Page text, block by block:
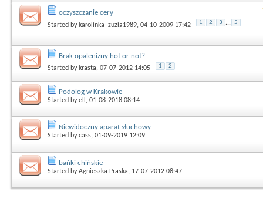
oczyszczanie cery
Started by karolinka_zuzia1989, 04-10-2009 17:42 1 2 3 ... 5
Brak opalenizny hot or not?
Started by krasta, 07-07-2012 14:05 1 2
Podolog w Krakowie
Started byell , 01-08-2018 08:14
Niewidoczny aparat słuchowy
Started bycass, 01-09-2019 12:09
bańki chińskie
Started byAgnieszka Praska, 17-07-2012 08:47